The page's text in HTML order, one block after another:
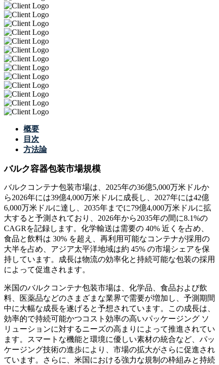
概要
目次
方法論
バルク容器包装市場規模
バルクコンテナ包装市場は、2025年の36億5,000万米ドルか
ら2026年には39億4,000万米ドルに成長し、2027年には42億
6,000万米ドルに達し、2035年までに79億4,000万米ドルに拡
大すると予測されており、2026年から2035年の間に8.1%の
CAGRを記録します。化学輸送は需要の 40% 近くを占め、
食品と飲料は 30% を超え、再利用可能なコンテナが採用の
大半を占め、アジア太平洋地域は約 45% の市場シェアを保
持しています。成長は物流の効率化と持続可能な包装の採用
によって促進されます。
米国のバルクコンテナ包装市場は、化学品、食品および飲
料、医薬品などのさまざまな業界で需要が増加し、予測期間
中に大幅な成長を遂げると予想されています。この成長は、
効率的で持続可能かつコスト効率の高いパッケージング ソ
リューションに対するニーズの高まりによって推進されてい
ます。スマートな機能と環境に優しい素材の統合など、パッ
ケージング技術の進歩により、市場の拡大がさらに促進され
ています。さらに、米国における強力な規制の枠組みと持続